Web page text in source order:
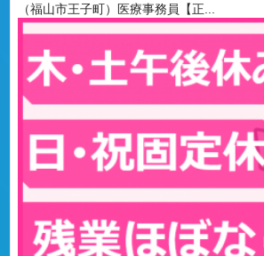
（福山市王子町）医療事務員【正...